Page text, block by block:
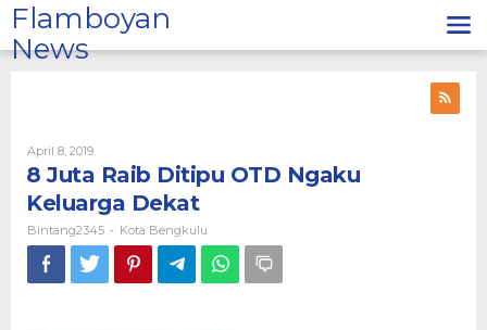
Lewati
ke
konten
Flamboyan
News
April 8, 2019Oleh
Bintang2345
8 Juta Raib Ditipu OTD Ngaku
Keluarga Dekat
Bintang2345 - Kota Bengkulu